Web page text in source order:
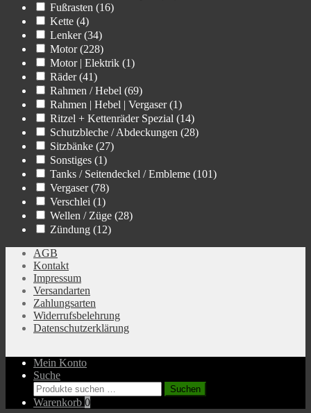
Fußrasten (16)
Kette (4)
Lenker(34)
Motor(228)
Motor | Elektrik (1)
Räder(41)
Rahmen / Hebel (69)
Rahmen | Hebel | Vergaser(1)
Ritzel + Kettenräder Spezial (14)
Schutzbleche / Abdeckungen (28)
Sitzbänke (27)
Sonstiges (1)
Tanks / Seitendeckel / Embleme (101)
Vergaser(78)
Verschlei (1)
Wellen / Züge (28)
Zündung (12)
AGB
Kontakt
Impressum
Versandarten
Zahlungsarten
Widerrufsbelehrung
Datenschutzerklärung
Mein Konto
Suche
Suchen
nach:
Suchen
Warenkorb 0